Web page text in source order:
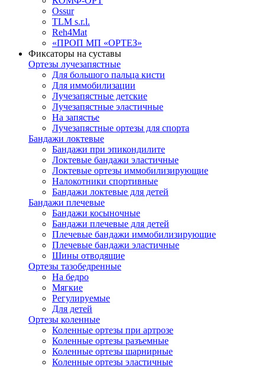
Ossur
TLM s.r.l.
Reh4Mat
«ПРОП МП «ОРТЕЗ»
Фиксаторы на суставы
Ортезы лучезапястные
Для большого пальца кисти
Для иммобилизации
Лучезапястные детские
Лучезапястные эластичные
На запястье
Лучезапястные ортезы для спорта
Бандажи локтевые
Бандажи при эпикондилите
Локтевые бандажи эластичные
Локтевые ортезы иммобилизирующие
Налокотники спортивные
Бандажи локтевые для детей
Бандажи плечевые
Бандажи косыночные
Бандажи плечевые для детей
Плечевые бандажи иммобилизирующие
Плечевые бандажи эластичные
Шины отводящие
Ортезы тазобедренные
На бедро
Мягкие
Регулируемые
Для детей
Ортезы коленные
Коленные ортезы при артрозе
Коленные ортезы разъемные
Коленные ортезы шарнирные
Коленные ортезы эластичные